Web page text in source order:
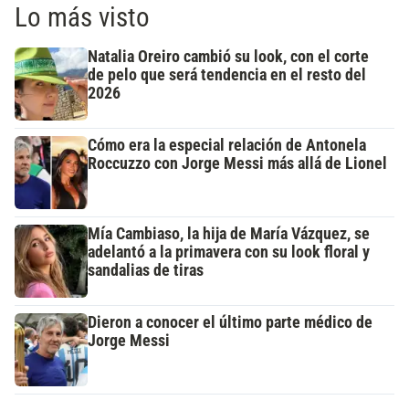
Lo más visto
Natalia Oreiro cambió su look, con el corte
de pelo que será tendencia en el resto del
2026
Cómo era la especial relación de Antonela
Roccuzzo con Jorge Messi más allá de Lionel
Mía Cambiaso, la hija de María Vázquez, se
adelantó a la primavera con su look floral y
sandalias de tiras
Dieron a conocer el último parte médico de
Jorge Messi